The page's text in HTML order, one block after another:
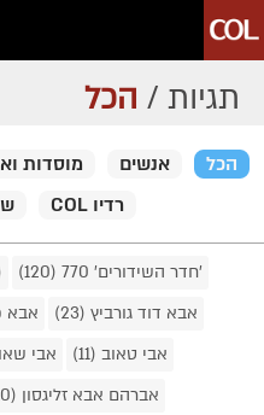
תגיות / הכל
הכל אנשים מוסדות
רדיו COL
'חדר השידורים' 770 (120)
אבא דוד גורביץ (23)
אבא
אבי טאוב (11)
אבי
אברהם אבא זליגסון (10)